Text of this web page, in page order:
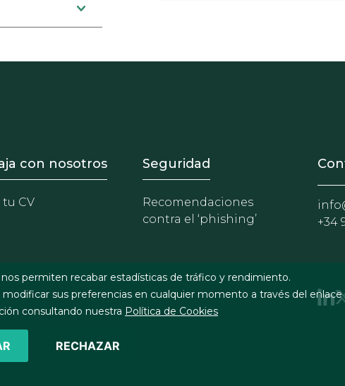
- Trabaja con nosotros
con nosotros
tu CV
Footer - Extranet
Seguridad
Recomendaciones
contra el ‘phishing’
+34
permiten recabar estadísticas de tráfico y rendimiento.
sus preferencias en cualquier momento a través del enlace
consultando nuestra Política de Cookies
RECHAZAR